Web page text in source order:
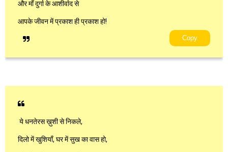
और माँ दुर्गा के आशीर्वाद से
आपके जीवन में प्रकाश ही प्रकाश हो!
Copy
ये धनतेरस ख़ुशी से निकले,
दिलो में खुशियाँ, घर में सुख का वास हो,